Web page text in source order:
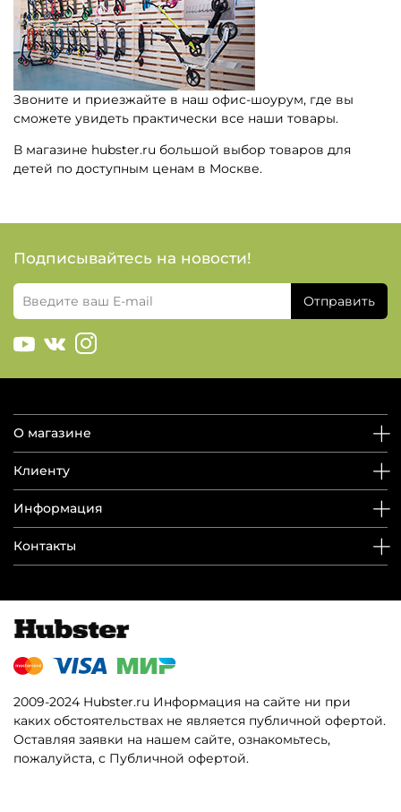
Звоните и приезжайте в наш офис-шоурум, где вы
сможете увидеть практически все наши товары.
В магазине hubster.ru большой выбор товаров для
детей по доступным ценам в Москве.
Подписывайтесь на новости!
Отправить
О магазине
Клиенту
Информация
Контакты
2009-2024 Hubster.ru Информация на сайте ни при
каких обстоятельствах не является публичной офертой.
Оставляя заявки на нашем сайте, ознакомьтесь,
пожалуйста, с Публичной офертой.